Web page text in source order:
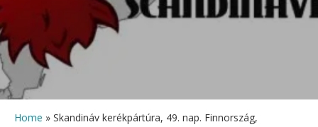
Home » Skandináv kerékpártúra, 49. nap. Finnország,